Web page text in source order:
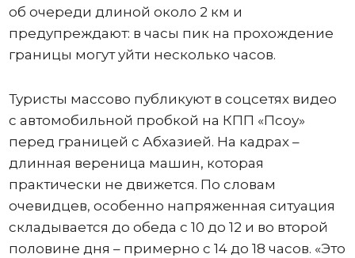
об очереди длиной около 2 км и
предупреждают: в часы пик на прохождение
границы могут уйти несколько часов.
Туристы массово публикуют в соцсетях видео
с автомобильной пробкой на КПП «Псоу»
перед границей с Абхазией. На кадрах –
длинная вереница машин, которая
практически не движется. По словам
очевидцев, особенно напряженная ситуация
складывается до обеда с 10 до 12 и во второй
половине дня – примерно с 14 до 18 часов. «Это